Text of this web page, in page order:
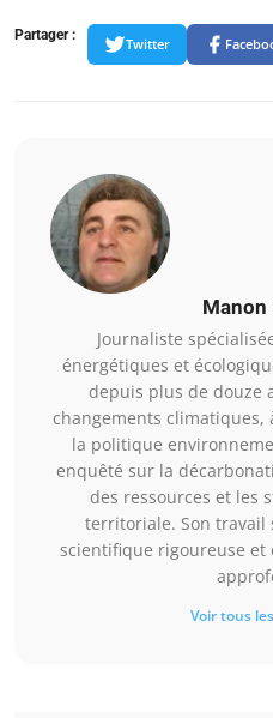
Partager :
Twitter
Manon
Journaliste
énergétiques et
depuis plus de douze
changements climatiques,
la politique
enquêté sur la
des ressources et les
territoriale. Son travail
scientifique rigoureuse
Voir tous